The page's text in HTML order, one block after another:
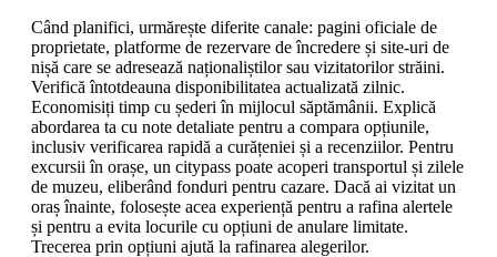
Când planifici, urmărește diferite canale: pagini oficiale de
proprietate, platforme de rezervare de încredere și site-uri de
nișă care se adresează naționaliștilor sau vizitatorilor străini.
Verifică întotdeauna disponibilitatea actualizată zilnic.
Economisiți timp cu șederi în mijlocul săptămânii. Explică
abordarea ta cu note detaliate pentru a compara opțiunile,
inclusiv verificarea rapidă a curățeniei și a recenziilor. Pentru
excursii în orașe, un citypass poate acoperi transportul și zilele
de muzeu, eliberând fonduri pentru cazare. Dacă ai vizitat un
oraș înainte, folosește acea experiență pentru a rafina alertele
și pentru a evita locurile cu opțiuni de anulare limitate.
Trecerea prin opțiuni ajută la rafinarea alegerilor.